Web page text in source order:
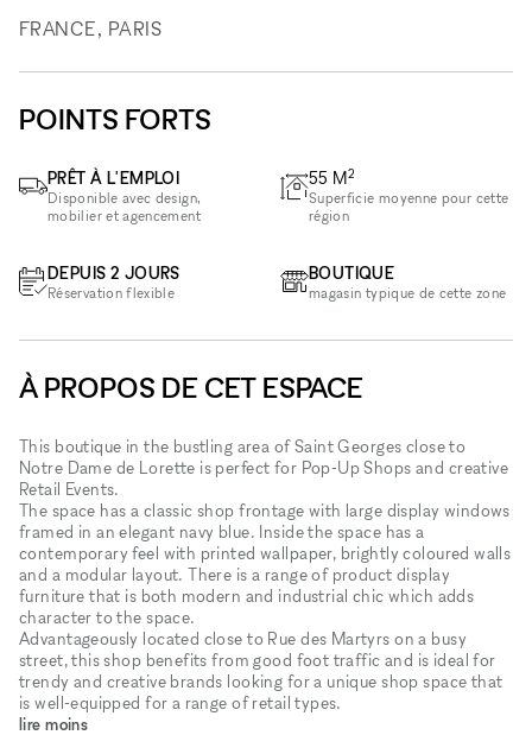
FRANCE, PARIS
POINTS FORTS
PRÊT À L'EMPLOI
Disponible avec design,
mobilier et agencement
DEPUIS 2 JOURS
Réservation flexible
55 M2
Superficie moyenne pour cette
région
BOUTIQUE
magasin typique de cette zone
À PROPOS DE CET ESPACE
This boutique in the bustling area of Saint Georges close to
Notre Dame de Lorette is perfect for Pop-Up Shops and creative
Retail Events.
The space has a classic shop frontage with large display windows
framed in an elegant navy blue. Inside the space has a
contemporary feel with printed wallpaper, brightly coloured walls
and a modular layout. There is a range of product display
furniture that is both modern and industrial chic which adds
character to the space.
Advantageously located close to Rue des Martyrs on a busy
street, this shop benefits from good foot traffic and is ideal for
trendy and creative brands looking for a unique shop space that
is well-equipped for a range of retail types.
lire moins